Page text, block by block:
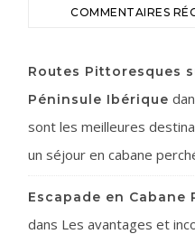
COMMENTAIRES
Routes Pittoresques
Péninsule Ibérique
sont les meilleures
un séjour en cabane
Escapade en Cabane
dans Les avantages et